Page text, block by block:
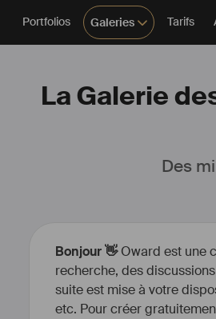
Portfolios Galeries Tarifs
La Galerie
Des
Bonjour 👋Oward est une
recherche, des
suite est mise à votre
etc. Pour créer